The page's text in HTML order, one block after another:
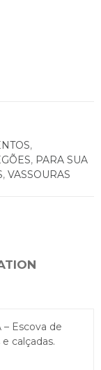
,
, PARA SUA
, VASSOURAS
– Escova de
calçadas.